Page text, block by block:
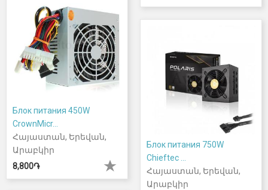
Блок питания 450W
CrownMicr...
Հայաստան, Երեվան,
Արաբկիր
8,800֏
Блок питания 750W
Chieftec ...
Հայաստան, Երեվան,
Արաբկիր